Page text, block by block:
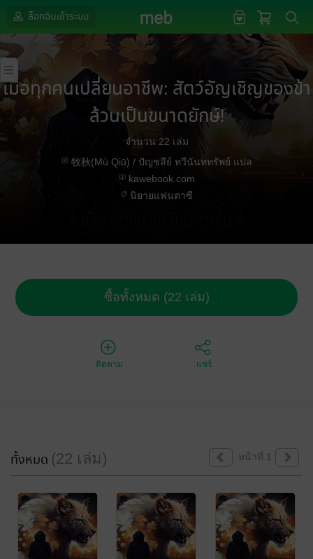
ล็อกอินเข้าระบบ
เมื่อทุกคนเปลี่ยนอาชีพ: สัตว์อัญเชิญของข้า
ล้วนเป็นขนาดยักษ์!
จำนวน 22 เล่ม
牧秋(Mù Qiū) / ปัญชลีย์ ทวีนันททรัพย์ แปล
kawebook.com
นิยายแฟนตาซี
ซื้อทั้งหมด (22 เล่ม)
ติดตาม แชร์
ทั้งหมด (22 เล่ม) หน้าที่ 1